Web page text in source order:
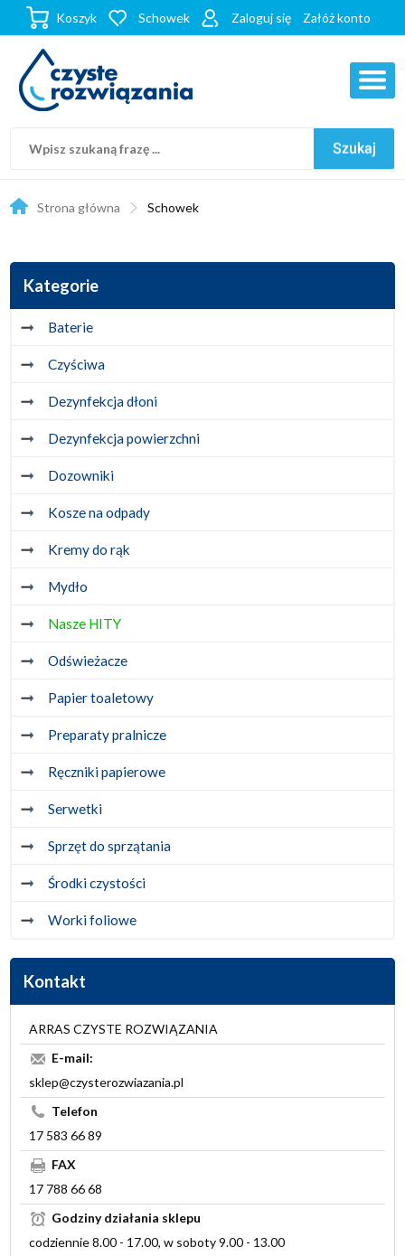
Koszyk Schowek Zaloguj się Załóż konto
Strona główna Schowek
Kategorie
Baterie
Czyściwa
Dezynfekcja dłoni
Dezynfekcja powierzchni
Dozowniki
Kosze na odpady
Kremy do rąk
Mydło
Nasze HITY
Odświeżacze
Papier toaletowy
Preparaty pralnicze
Ręczniki papierowe
Serwetki
Sprzęt do sprzątania
Środki czystości
Worki foliowe
Kontakt
ARRAS CZYSTE ROZWIĄZANIA
E-mail:
sklep@czysterozwiazania.pl
Telefon
17 583 66 89
FAX
17 788 66 68
Godziny działania sklepu
codziennie 8.00 - 17.00, w soboty 9.00 - 13.00